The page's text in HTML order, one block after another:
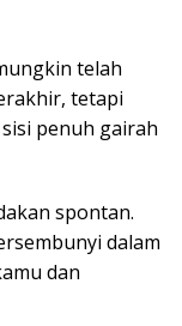
telah
tetapi
penuh gairah
spontan.
dalam
dan